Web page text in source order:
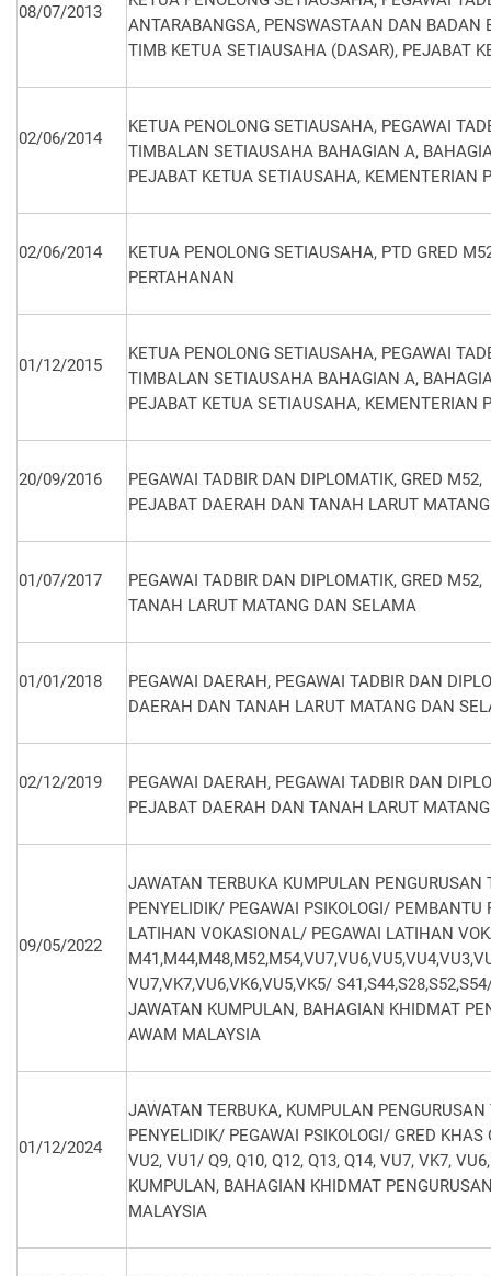
08/07/2013
ANTARABANGSA, PENSWASTAAN DAN BADAN
TIMB KETUA SETIAUSAHA (DASAR), PEJABAT
02/06/2014
KETUA PENOLONG SETIAUSAHA, PEGAWAI
TIMBALAN SETIAUSAHA BAHAGIAN A,
PEJABAT KETUA SETIAUSAHA, KEMENTERIAN
02/06/2014
KETUA PENOLONG SETIAUSAHA, PTD GRED
PERTAHANAN
01/12/2015
KETUA PENOLONG SETIAUSAHA, PEGAWAI
TIMBALAN SETIAUSAHA BAHAGIAN A,
PEJABAT KETUA SETIAUSAHA, KEMENTERIAN
20/09/2016
PEGAWAI TADBIR DAN DIPLOMATIK, GRED
PEJABAT DAERAH DAN TANAH LARUT
01/07/2017
PEGAWAI TADBIR DAN DIPLOMATIK, GRED
TANAH LARUT MATANG DAN SELAMA
01/01/2018
PEGAWAI DAERAH, PEGAWAI TADBIR DAN
DAERAH DAN TANAH LARUT MATANG DAN
02/12/2019
PEGAWAI DAERAH, PEGAWAI TADBIR DAN
PEJABAT DAERAH DAN TANAH LARUT
09/05/2022
JAWATAN TERBUKA KUMPULAN
PENYELIDIK/ PEGAWAI PSIKOLOGI/
LATIHAN VOKASIONAL/ PEGAWAI LATIHAN
VU7,VK7,VU6,VK6,VU5,VK5/
JAWATAN KUMPULAN, BAHAGIAN KHIDMAT
AWAM MALAYSIA
01/12/2024
JAWATAN TERBUKA, KUMPULAN
PENYELIDIK/ PEGAWAI PSIKOLOGI/ GRED
VU2, VU1/ Q9, Q10, Q12, Q13, Q14, VU7, VK7,
KUMPULAN, BAHAGIAN KHIDMAT
MALAYSIA